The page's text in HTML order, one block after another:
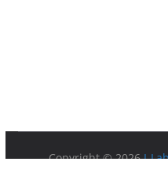
Copyright © 2026I-